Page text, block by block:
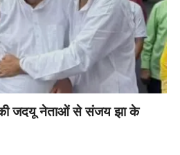
की जदयू नेताओं से संजय झा के